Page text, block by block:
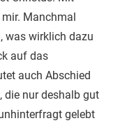
Manchmal
was wirklich dazu
auf das
auch Abschied
die nur deshalb gut
gelebt